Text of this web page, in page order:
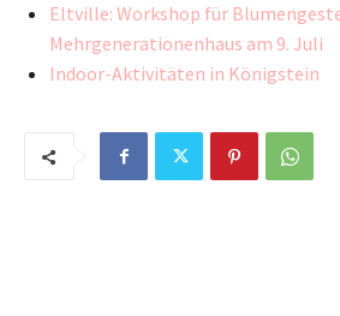
Eltville: Workshop für
Mehrgenerationenhaus am 9. Juli
Indoor-Aktivitäten in Königstein